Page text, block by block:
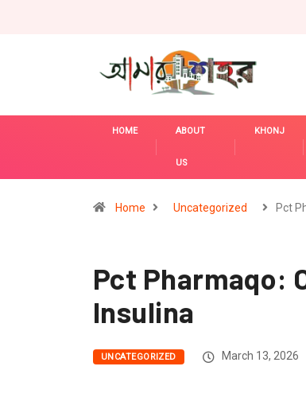
HOME ABOUT
US
KHONJ
Home Uncategorized Pct
Pct Pharmaqo:
Insulina
UNCATEGORIZED March 13, 2026